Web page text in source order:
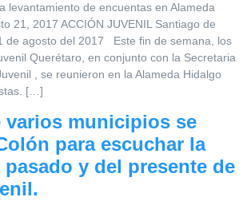
levantamiento de encuentas en Alameda
21, 2017 ACCIÓN JUVENIL Santiago de
de agosto del 2017 Este fin de semana, los
Querétaro, en conjunto con la Secretaria
, se reunieron en la Alameda Hidalgo
[…]
varios municipios se
para escuchar la
y del presente de